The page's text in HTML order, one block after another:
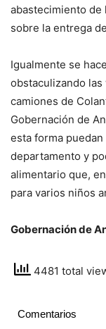
abastecimiento
sobre la entrega
Igualmente se
obstaculizando
camiones de
Gobernación de
esta forma
departamento y
alimentario que,
para varios niños
Gobernación de
4481 total
Comentarios